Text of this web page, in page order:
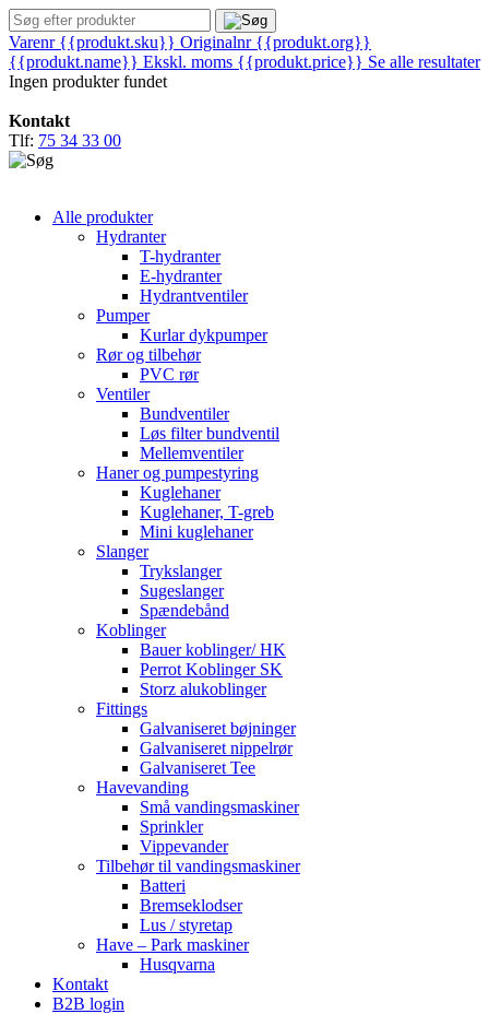
Varenr {{produkt.sku}} Originalnr {{produkt.org}}
{{produkt.name}} Ekskl. moms {{produkt.price}} Se alle resultater
Ingen produkter fundet
Kontakt
Tlf: 75 34 33 00
Alle produkter
Hydranter
T-hydranter
E-hydranter
Hydrantventiler
Pumper
Kurlar dykpumper
Rør og tilbehør
PVC rør
Ventiler
Bundventiler
Løs filter bundventil
Mellemventiler
Haner og pumpestyring
Kuglehaner
Kuglehaner, T-greb
Mini kuglehaner
Slanger
Trykslanger
Sugeslanger
Spændebånd
Koblinger
Bauer koblinger/ HK
Perrot Koblinger SK
Storz alukoblinger
Fittings
Galvaniseret bøjninger
Galvaniseret nippelrør
Galvaniseret Tee
Havevanding
Små vandingsmaskiner
Sprinkler
Vippevander
Tilbehør til vandingsmaskiner
Batteri
Bremseklodser
Lus / styretap
Have – Park maskiner
Husqvarna
Kontakt
B2B login